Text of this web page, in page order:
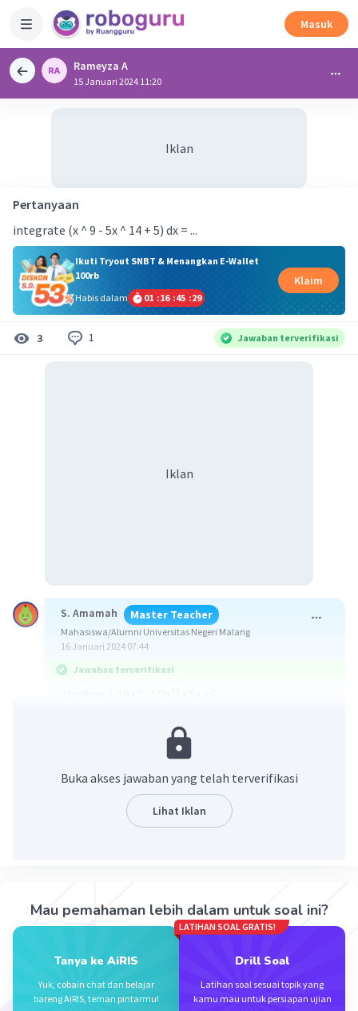
Masuk
Rameyza A
15 Januari 2024 11:20
Iklan
Pertanyaan
integrate (x ^ 9 - 5x ^ 14 + 5) dx = ...
Ikuti Tryout SNBT & Menangkan E-Wallet
100rb
Habis dalam
01 :16 :45 :28
Klaim
3 1 Jawaban terverifikasi
Iklan
S. Amamah Master Teacher
Mahasiswa/Alumni Universitas Negeri Malang
16 Januari 2024 07:44
Jawaban terverifikasi
Buka akses jawaban yang telah terverifikasi
Lihat Iklan
Mau pemahaman lebih dalam untuk soal ini?
Tanya ke AiRIS
Yuk, cobain chat dan belajar
bareng AiRIS, teman pintarmu!
LATIHAN SOAL GRATIS!
Drill Soal
Latihan soal sesuai topik yang
kamu mau untuk persiapan ujian